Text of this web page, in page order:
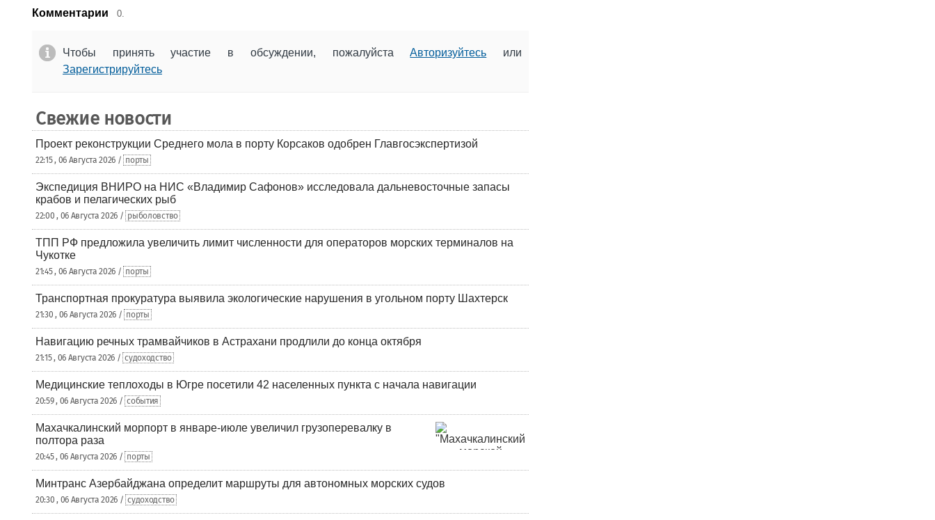
Комментарии 0.
Чтобы принять участие в обсуждении, пожалуйстаАвторизуйтесь или
Зарегистрируйтесь
Свежие новости
Проект реконструкции Среднего мола в порту Корсаков одобрен Главгосэкспертизой
22:15 , 06 Августа 2026 / порты
Экспедиция ВНИРО на НИС «Владимир Сафонов» исследовала дальневосточные запасы
крабов и пелагических рыб
22:00 , 06 Августа 2026 / рыболовство
ТПП РФ предложила увеличить лимит численности для операторов морских терминалов на
Чукотке
21:45 , 06 Августа 2026 / порты
Транспортная прокуратура выявила экологические нарушения в угольном порту Шахтерск
21:30 , 06 Августа 2026 / порты
Навигацию речных трамвайчиков в Астрахани продлили до конца октября
21:15 , 06 Августа 2026 / судоходство
Медицинские теплоходы в Югре посетили 42 населенных пункта с начала навигации
20:59 , 06 Августа 2026 / события
Махачкалинский морпорт в январе-июле увеличил грузоперевалку в
полтора раза
20:45 , 06 Августа 2026 / порты
Минтранс Азербайджана определит маршруты для автономных морских судов
20:30 , 06 Августа 2026 / судоходство